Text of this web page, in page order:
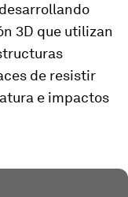
3D que utilizan
de resistir
e impactos